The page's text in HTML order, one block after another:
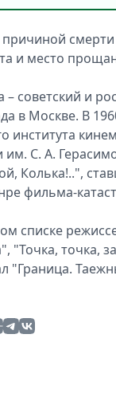
смерти
и место
– советский и
в Москве. В
института
С. А.
Колька!..",
фильма-
списке
"Точка, точка,
"Граница.